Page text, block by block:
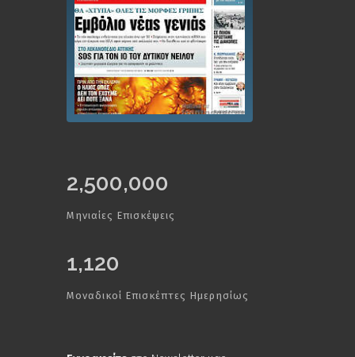
2,500,000
Μηνιαίες Επισκέψεις
1,120
Μοναδικοί Επισκέπτες Ημερησίως